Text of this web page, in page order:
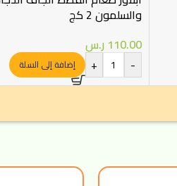
والسلمون 2 كج
110.00 ر.س
-
+ إضافة إلى السلة